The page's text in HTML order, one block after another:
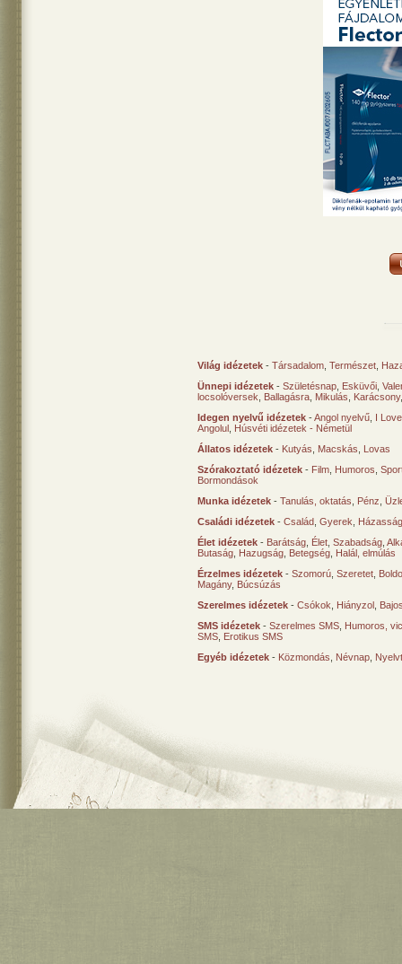
Világ idézetek - Társadalom Természet
Ünnepi idézetek - Születésnap Esküvői
locsolóversek
Ballagásra Mikulás Karácsony
Idegen nyelvű idézetek -Angol nyelvű I
Angolul Húsvéti idézetek - Németül
Állatos idézetek - Kutyás Macskás
Lovas
Szórakoztató idézetek - Film Humoros
Bormondások
Munka idézetek - Tanulás, oktatás Pénz
Családi idézetek - Család Gyerek
Élet idézetek - Barátság Élet Szabadság
Butaság Hazugság Betegség Halál, elmúlás
Érzelmes idézetek - Szomorú Szeretet
Magány, Búcsúzás
Szerelmes idézetek - Csókok Hiányzol
SMS idézetek - Szerelmes SMS Humoros,
SMS Erotikus SMS
Egyéb idézetek - Közmondás Névnap